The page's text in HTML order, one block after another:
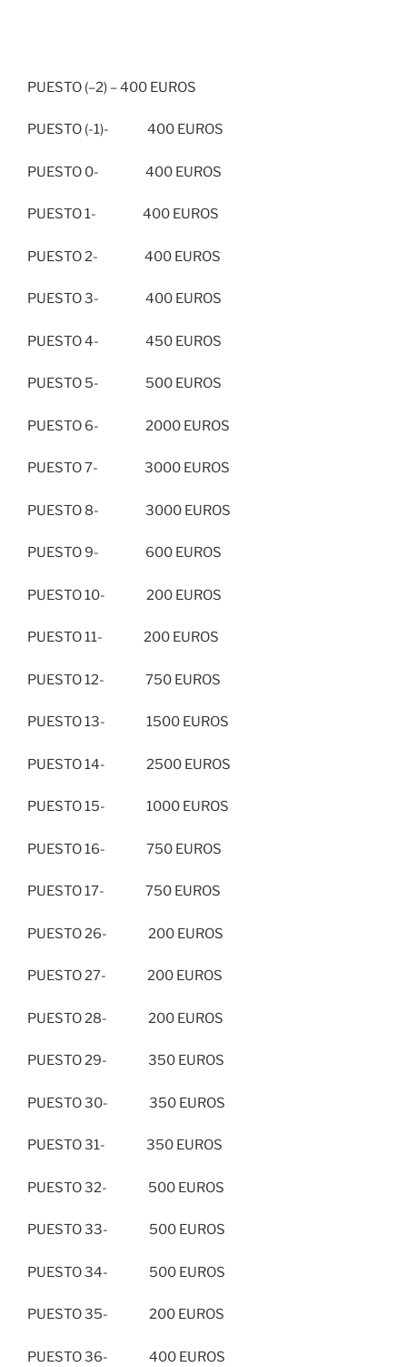
PUESTO (–2) – 400 EUROS
PUESTO (-1)- 400 EUROS
PUESTO 0- 400 EUROS
PUESTO 1- 400 EUROS
PUESTO 2- 400 EUROS
PUESTO 3- 400 EUROS
PUESTO 4- 450 EUROS
PUESTO 5- 500 EUROS
PUESTO 6- 2000 EUROS
PUESTO 7- 3000 EUROS
PUESTO 8- 3000 EUROS
PUESTO 9- 600 EUROS
PUESTO 10- 200 EUROS
PUESTO 11- 200 EUROS
PUESTO 12- 750 EUROS
PUESTO 13- 1500 EUROS
PUESTO 14- 2500 EUROS
PUESTO 15- 1000 EUROS
PUESTO 16- 750 EUROS
PUESTO 17- 750 EUROS
PUESTO 26- 200 EUROS
PUESTO 27- 200 EUROS
PUESTO 28- 200 EUROS
PUESTO 29- 350 EUROS
PUESTO 30- 350 EUROS
PUESTO 31- 350 EUROS
PUESTO 32- 500 EUROS
PUESTO 33- 500 EUROS
PUESTO 34- 500 EUROS
PUESTO 35- 200 EUROS
PUESTO 36- 400 EUROS